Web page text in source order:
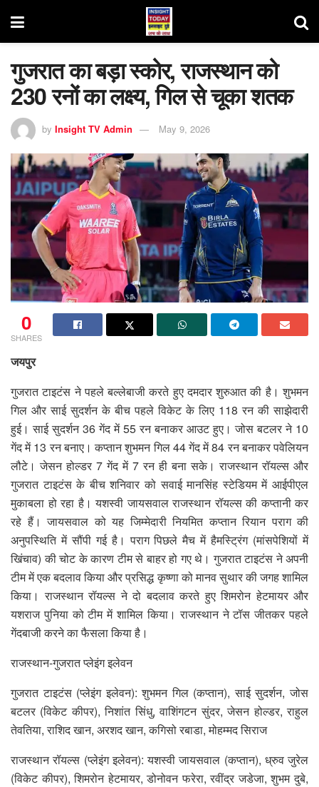
गुजरात का बड़ा स्कोर, राजस्थान को
230 रनों का लक्ष्य, गिल से चूका शतक
by Insight TV Admin May 9, 2026
0
SHARES
जयपुर
गुजरात टाइटंस ने पहले बल्लेबाजी करते हुए दमदार शुरुआत की है। शुभमन
गिल और साई सुदर्शन के बीच पहले विकेट के लिए 118 रन की साझेदारी
हुई। साई सुदर्शन 36 गेंद में 55 रन बनाकर आउट हुए। जोस बटलर ने 10
गेंद में 13 रन बनाए। कप्तान शुभमन गिल 44 गेंद में 84 रन बनाकर पवेलियन
लौटे। जेसन होल्डर 7 गेंद में 7 रन ही बना सके। राजस्थान रॉयल्स और
गुजरात टाइटंस के बीच शनिवार को सवाई मानसिंह स्टेडियम में आईपीएल
मुकाबला हो रहा है। यशस्वी जायसवाल राजस्थान रॉयल्स की कप्तानी कर
रहे हैं। जायसवाल को यह जिम्मेदारी नियमित कप्तान रियान पराग की
अनुपस्थिति में सौंपी गई है। पराग पिछले मैच में हैमस्ट्रिंग (मांसपेशियों में
खिंचाव) की चोट के कारण टीम से बाहर हो गए थे। गुजरात टाइटंस ने अपनी
टीम में एक बदलाव किया और प्रसिद्ध कृष्णा को मानव सुथार की जगह शामिल
किया। राजस्थान रॉयल्स ने दो बदलाव करते हुए शिमरोन हेटमायर और
यशराज पुनिया को टीम में शामिल किया। राजस्थान ने टॉस जीतकर पहले
गेंदबाजी करने का फैसला किया है।
राजस्थान-गुजरात प्लेइंग इलेवन
गुजरात टाइटंस (प्लेइंग इलेवन): शुभमन गिल (कप्तान), साई सुदर्शन, जोस
बटलर (विकेट कीपर), निशांत सिंधु, वाशिंगटन सुंदर, जेसन होल्डर, राहुल
तेवतिया, राशिद खान, अरशद खान, कगिसो रबाडा, मोहम्मद सिराज
राजस्थान रॉयल्स (प्लेइंग इलेवन): यशस्वी जायसवाल (कप्तान), ध्रुव जुरेल
(विकेट कीपर), शिमरोन हेटमायर, डोनोवन फरेरा, रवींद्र जडेजा, शुभम दुबे,